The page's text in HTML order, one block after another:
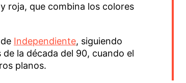
roja, que combina los colores
Independiente, siguiendo
la década del 90, cuando el
planos.